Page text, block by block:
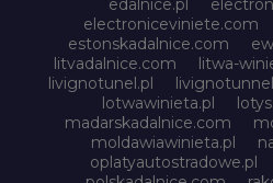
edalnice.pl
electroniceviniete.com
estonskadalnice.com
litvadalnice.com
litwa-
livignotunel.pl
lotwawinieta.pl
madarskadalnice.com
moldawiawinieta.pl
oplatyautostradowe.pl